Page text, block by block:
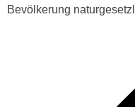
Bevölkerung